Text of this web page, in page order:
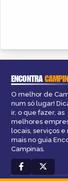
ENCONTRA
O melhor de
num só lugar!
ir, o que fazer, as
melhores
locais, serviços e
mais no guia
Campinas.